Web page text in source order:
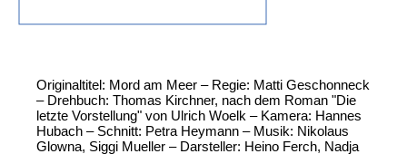
Originaltitel: Mord am Meer – Regie: Matti Geschonneck
– Drehbuch: Thomas Kirchner, nach dem Roman "Die
letzte Vorstellung" von Ulrich Woelk – Kamera: Hannes
Hubach – Schnitt: Petra Heymann – Musik: Nikolaus
Glowna, Siggi Mueller – Darsteller: Heino Ferch, Nadja